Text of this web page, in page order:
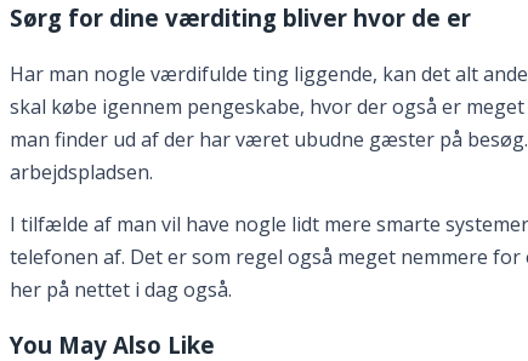
Sørg for dine værditing bliver hvor de er
Har man nogle værdifulde ting liggende, kan det alt
skal købe igennem pengeskabe, hvor der også er
man finder ud af der har været ubudne gæster på
arbejdspladsen.
I tilfælde af man vil have nogle lidt mere smarte
telefonen af. Det er som regel også meget nemmere
her på nettet i dag også.
You May Also Like